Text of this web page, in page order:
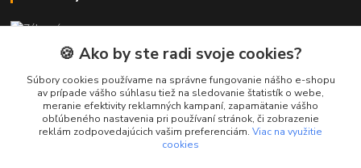
+421 911 010 560
Po-Pia, 13-17 hod.
info@presmartfon.sk
🍪 Ako by ste radi svoje cookies?
Súbory cookies používame na správne fungovanie nášho e-shopu
av prípade vášho súhlasu tiež na sledovanie štatistík o webe,
meranie efektivity reklamných kampaní, zapamätanie vášho
obľúbeného nastavenia pri používaní stránok, či zobrazenie
reklám zodpovedajúcich vašim preferenciám. Viac na využitie
cookies